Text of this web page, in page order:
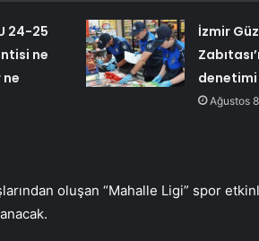
24-25
ne
İzmir
denetimi
Ağustos
oluşan “Mahalle Ligi” spor